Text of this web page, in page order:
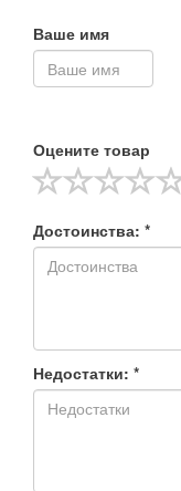
Ваше имя
Оцените товар
Достоинства: *
Недостатки: *